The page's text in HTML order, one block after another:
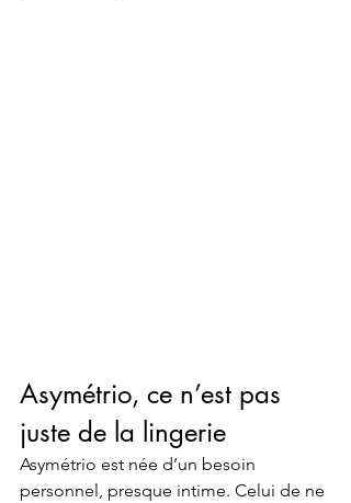
Asymétrio, ce n’est pas
juste de la lingerie
Asymétrio est née d’un besoin
personnel, presque intime. Celui de ne